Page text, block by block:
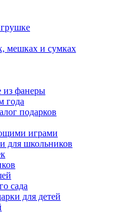
мешках и сумках
из фанеры
года
подарков
играми
для школьников
сада
для детей